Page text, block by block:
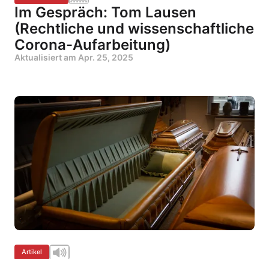
Im Gespräch: Tom Lausen
(Rechtliche und wissenschaftliche
Corona-Aufarbeitung)
Aktualisiert am Apr. 25, 2025
Artikel